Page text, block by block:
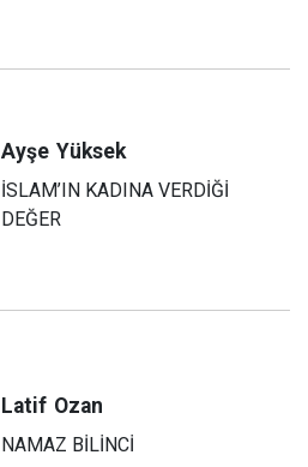
Ayşe Yüksek
İSLAM’IN KADINA VERDİĞİ
DEĞER
Latif Ozan
NAMAZ BİLİNCİ